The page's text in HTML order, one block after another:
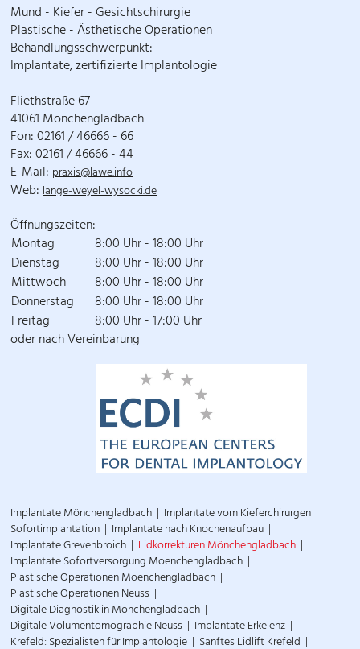
Mund - Kiefer - Gesichtschirurgie
Plastische - Ästhetische Operationen
Behandlungsschwerpunkt:
Implantate, zertifizierte Implantologie
Fliethstraße 67
41061 Mönchengladbach
Fon: 02161 / 46666 - 66
Fax: 02161 / 46666 - 44
E-Mail: praxis@lawe.info
Web:lange-weyel-wysocki.de
Öffnungszeiten:
Montag
8:00 Uhr - 18:00 Uhr
Dienstag
8:00 Uhr - 18:00 Uhr
Mittwoch
8:00 Uhr - 18:00 Uhr
Donnerstag 8:00 Uhr - 18:00 Uhr
Freitag
8:00 Uhr - 17:00 Uhr
oder nach Vereinbarung
Implantate Mönchengladbach Implantate vom Kieferchirurgen
Sofortimplantation Implantate nach Knochenaufbau
Implantate Grevenbroich Lidkorrekturen Mönchengladbach
Implantate Sofortversorgung Moenchengladbach
Plastische Operationen Moenchengladbach
Plastische Operationen Neuss
Digitale Diagnostik in Mönchengladbach
Digitale Volumentomographie Neuss Implantate Erkelenz
Krefeld: Spezialisten für Implantologie Sanftes Lidlift Krefeld